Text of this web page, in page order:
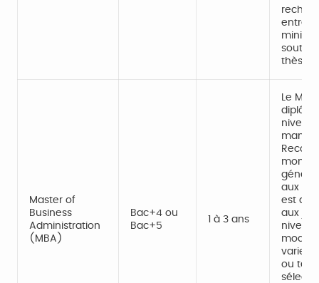
thèse
Master of
Business
Administration
(MBA)
Bac+4 ou
Bac+5
1 à 3 ans
Le
niveau
aux
est
aux
niveau
varient
ou